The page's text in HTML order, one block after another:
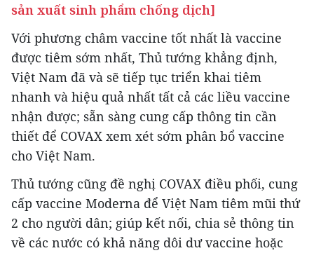
sản xuất sinh phẩm chống dịch]
Với phương châm vaccine tốt nhất là vaccine
được tiêm sớm nhất, Thủ tướng khẳng định,
Việt Nam đã và sẽ tiếp tục triển khai tiêm
nhanh và hiệu quả nhất tất cả các liều vaccine
nhận được; sẵn sàng cung cấp thông tin cần
thiết để COVAX xem xét sớm phân bổ vaccine
cho Việt Nam.
Thủ tướng cũng đề nghị COVAX điều phối, cung
cấp vaccine Moderna để Việt Nam tiêm mũi thứ
2 cho người dân; giúp kết nối, chia sẻ thông tin
về các nước có khả năng dôi dư vaccine hoặc